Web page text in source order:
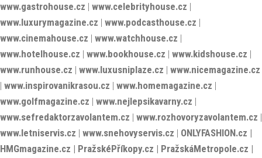
www.gastrohouse.cz | www.celebrityhouse.cz |
www.luxurymagazine.cz | www.podcasthouse.cz |
www.cinemahouse.cz | www.watchhouse.cz |
www.hotelhouse.cz | www.bookhouse.cz | www.kidshouse.cz |
www.runhouse.cz | www.luxusniplaze.cz | www.nicemagazine.cz
| www.inspirovanikrasou.cz | www.homemagazine.cz |
www.golfmagazine.cz | www.nejlepsikavarny.cz |
www.sefredaktorzavolantem.cz | www.rozhovoryzavolantem.cz |
www.letniservis.cz | www.snehovyservis.cz | ONLYFASHION.cz |
HMGmagazine.cz | PražskéPříkopy.cz | PražskáMetropole.cz |